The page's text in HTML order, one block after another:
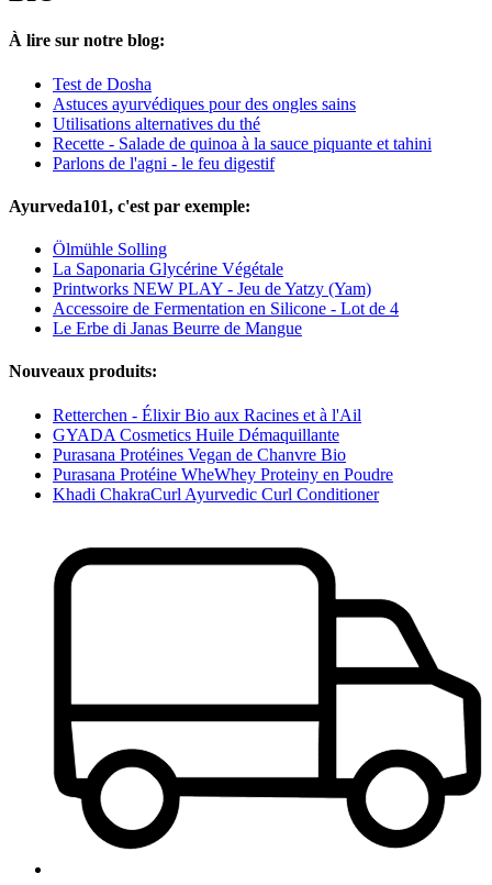
À lire sur notre blog:
Test de Dosha
Astuces ayurvédiques pour des ongles sains
Utilisations alternatives du thé
Recette - Salade de quinoa à la sauce piquante et tahini
Parlons de l'agni - le feu digestif
Ayurveda101, c'est par exemple:
Ölmühle Solling
La Saponaria Glycérine Végétale
Printworks NEW PLAY - Jeu de Yatzy (Yam)
Accessoire de Fermentation en Silicone - Lot de 4
Le Erbe di Janas Beurre de Mangue
Nouveaux produits:
Retterchen - Élixir Bio aux Racines et à l'Ail
GYADA Cosmetics Huile Démaquillante
Purasana Protéines Vegan de Chanvre Bio
Purasana Protéine WheWhey Proteiny en Poudre
Khadi ChakraCurl Ayurvedic Curl Conditioner